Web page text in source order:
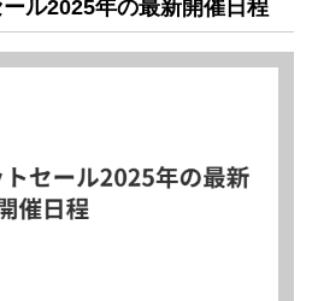
ル2025年の最新開催日程